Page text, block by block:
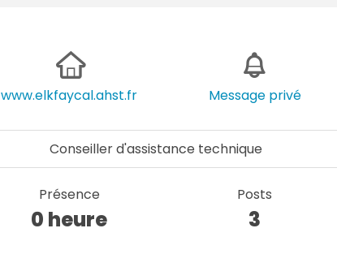
www.elkfaycal.ahst.fr Message privé
Conseiller d'assistance technique
Présence
0 heure
Posts
3